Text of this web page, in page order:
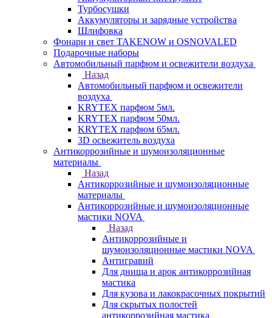
Турбосушки
Аккумуляторы и зарядные устройства
Шлифовка
Фонари и свет TAKENOW и OSNOVALED
Подарочные наборы
Автомобильный парфюм и освежители воздуха
Назад
Автомобильный парфюм и освежители
воздуха
KRYTEX парфюм 5мл.
KRYTEX парфюм 50мл.
KRYTEX парфюм 65мл.
3D освежитель воздуха
Антикоррозийные и шумоизоляционные
материалы
Назад
Антикоррозийные и шумоизоляционные
материалы
Антикоррозийные и шумоизоляционные
мастики NOVA
Назад
Антикоррозийные и
шумоизоляционные мастики NOVA
Антигравий
Для днища и арок антикоррозийная
мастика
Для кузова и лакокрасочных покрытий
Для скрытых полостей
антикоррозийная мастика